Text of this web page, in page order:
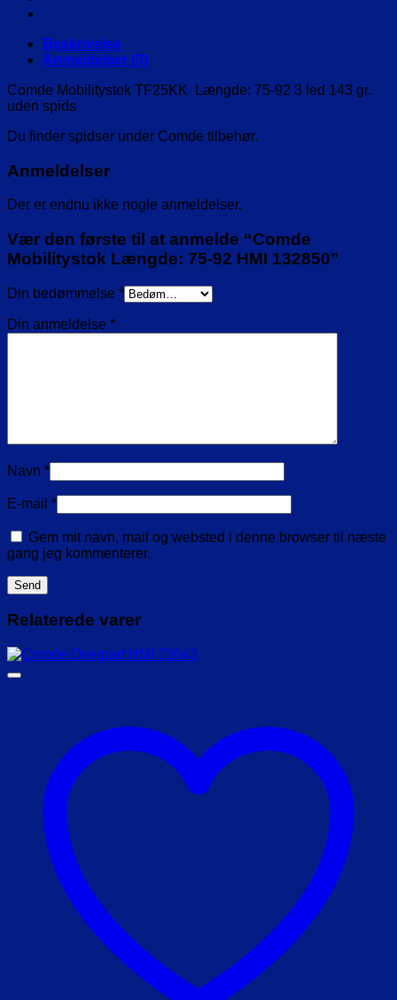
HMI
antalBeskrivelse
Anmeldelser (0)
Comde Mobilitystok TF25KK Længde: 75-92 3 led 143 gr.
uden spids
Du finder spidser under Comde tilbehør.
Anmeldelser
Der er endnu ikke nogle anmeldelser.
Vær den første til at anmelde “Comde
Mobilitystok Længde: 75-92 HMI 132850”
Din bedømmelse *
Din anmeldelse *
Navn *
E-mail *
Gem mit navn, mail og websted i denne browser til næste
gang jeg kommenterer.
Relaterede varer